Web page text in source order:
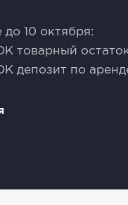
10 октября:
товарный
депозит по